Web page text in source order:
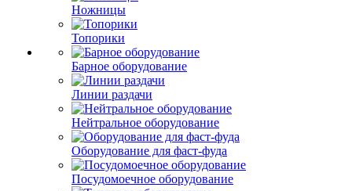
Ножницы
Топорики
Барное оборудование
Линии раздачи
Нейтральное оборудование
Оборудование для фаст-фуда
Посудомоечное оборудование